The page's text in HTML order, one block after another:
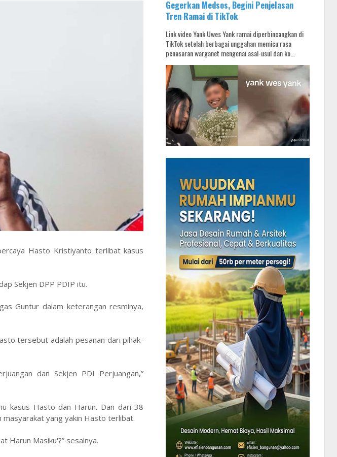
Hasto Kristiyanto terlibat kasus
Sekjen DPP PDIP itu.
Guntur dalam keterangan resminya,
tersebut adalah pesanan dari pihak-
dan Sekjen PDI Perjuangan,”
kasus Hasto dan Harun. Dan dari 38
yang yakin Hasto terlibat.
Harun Masiku'?” sesalnya.
Gegerkan Medsos, Begini Penjelasan
Tren Ramai di TikTok
Link video Yank Uwes Yank ramai diperbincangkan di
TikTok setelah berbagai unggahan memicu rasa
penasaran warganet mengenai asal-usul dan ko...